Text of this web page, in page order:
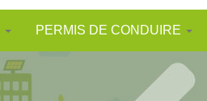
PERMIS DE CONDUIRE